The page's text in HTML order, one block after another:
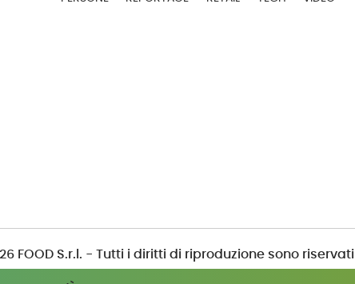
FOOD S.r.l. - Tutti i diritti di riproduzione sono riservati